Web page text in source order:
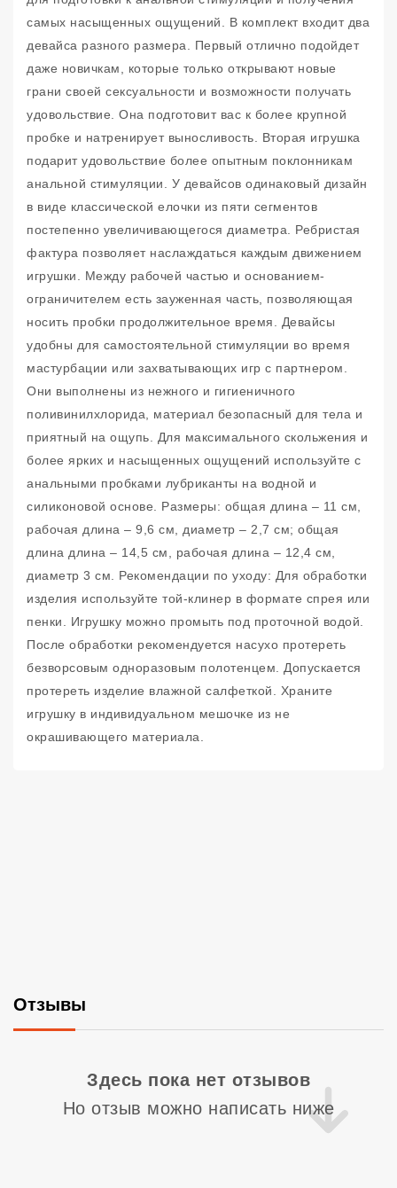
самых насыщенных ощущений. В комплект входит два
девайса разного размера. Первый отлично подойдет
даже новичкам, которые только открывают новые
грани своей сексуальности и возможности получать
удовольствие. Она подготовит вас к более крупной
пробке и натренирует выносливость. Вторая игрушка
подарит удовольствие более опытным поклонникам
анальной стимуляции. У девайсов одинаковый дизайн
в виде классической елочки из пяти сегментов
постепенно увеличивающегося диаметра. Ребристая
фактура позволяет наслаждаться каждым движением
игрушки. Между рабочей частью и основанием-
ограничителем есть зауженная часть, позволяющая
носить пробки продолжительное время. Девайсы
удобны для самостоятельной стимуляции во время
мастурбации или захватывающих игр с партнером.
Они выполнены из нежного и гигиеничного
поливинилхлорида, материал безопасный для тела и
приятный на ощупь. Для максимального скольжения и
более ярких и насыщенных ощущений используйте с
анальными пробками лубриканты на водной и
силиконовой основе. Размеры: общая длина – 11 см,
рабочая длина – 9,6 см, диаметр – 2,7 см; общая
длина длина – 14,5 см, рабочая длина – 12,4 см,
диаметр 3 см. Рекомендации по уходу: Для обработки
изделия используйте той-клинер в формате спрея или
пенки. Игрушку можно промыть под проточной водой.
После обработки рекомендуется насухо протереть
безворсовым одноразовым полотенцем. Допускается
протереть изделие влажной салфеткой. Храните
игрушку в индивидуальном мешочке из не
окрашивающего материала.
Отзывы
Здесь пока нет отзывов
Но отзыв можно написать ниже